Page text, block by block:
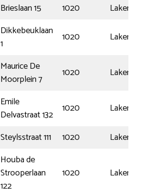
Brieslaan 15 1020
Laken
Dikkebeuklaan
1
1020 Laken
Maurice De
Moorplein 7
1020 Laken
Emile
Delvastraat 132
1020
Laken
Steylsstraat 111 1020 Laken
Houba de
Strooperlaan
122
1020 Laken